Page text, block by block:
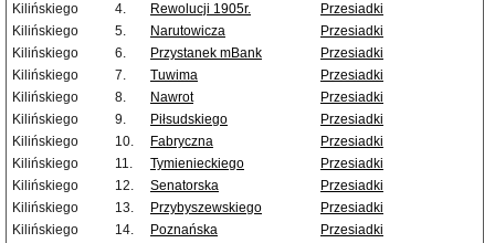
Kilińskiego
4. Rewolucji 1905r.
Przesiadki
Kilińskiego
5. Narutowicza
Przesiadki
Kilińskiego
6. Przystanek mBank
Przesiadki
Kilińskiego
7. Tuwima
Przesiadki
Kilińskiego
8. Nawrot
Przesiadki
Kilińskiego
9. Piłsudskiego
Przesiadki
Kilińskiego
10. Fabryczna
Przesiadki
Kilińskiego
11. Tymienieckiego
Przesiadki
Kilińskiego
12. Senatorska
Przesiadki
Kilińskiego
13. Przybyszewskiego
Przesiadki
Kilińskiego
14. Poznańska Przesiadki